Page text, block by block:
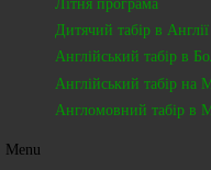
Літня програма
Дитячий табір в Англії
Англійський табір в
Англійський табір на
Англомовний табір в
Menu